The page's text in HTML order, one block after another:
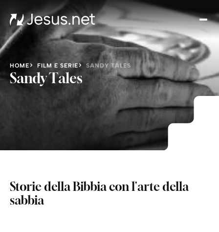
Chi
è
HOME FILM E SERIE SANDY TALES
Sandy Tales
Storie della Bibbia con l'arte della
sabbia